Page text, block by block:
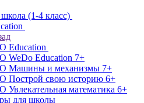
(1-4 класс)
Education
WeDo Education 7+
Машины и механизмы 7+
Построй свою историю 6+
Увлекательная математика 6+
для школы